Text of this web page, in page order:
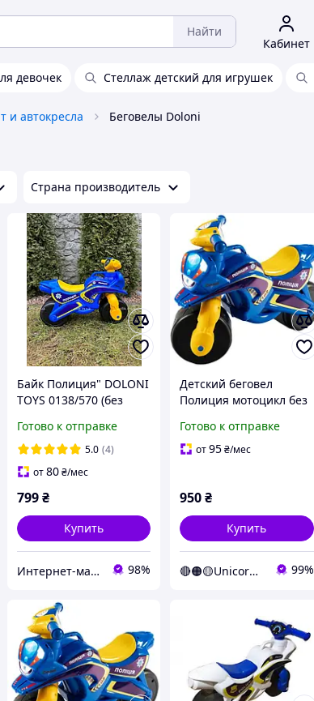
Найти
Кабинет
девочек Стеллаж детский для игрушек
и автокресла Беговелы Doloni
Страна производитель
Байк Полиция" DOLONI
TOYS 0138/570 (без
Готово к отправке
5.0 (4)
от80₴/мес
799₴
Купить
Интернет-магазин elfik.in.ua 98%
Детский беговел
Полиция мотоцикл без
синий желтый
(Unicorn)
Готово к отправке
от95₴/мес
950₴
Купить
🔴🟠🟡Unicorn🟢🔵🟣 99%